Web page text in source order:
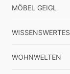
MÖBEL GEIGL
WISSENSWERTES
WOHNWELTEN